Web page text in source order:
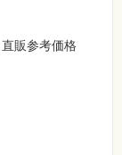
販参考価格